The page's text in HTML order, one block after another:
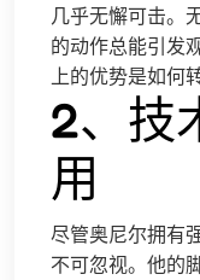
几乎无懈可击。
的动作总能引发
上的优势是如何
2、技
用
尽管奥尼尔拥有
不可忽视。他的